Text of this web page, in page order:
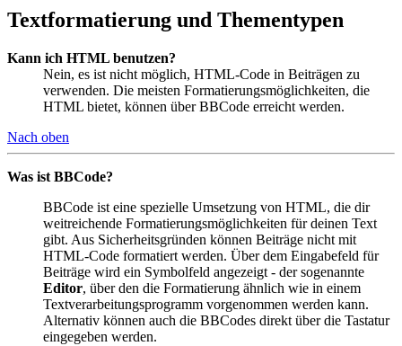
Textformatierung und Thementypen
Kann ich HTML benutzen?
Nein, es ist nicht möglich, HTML-Code in Beiträgen zu
verwenden. Die meisten Formatierungsmöglichkeiten, die
HTML bietet, können über BBCode erreicht werden.
Nach oben
Was ist BBCode?
BBCode ist eine spezielle Umsetzung von HTML, die dir
weitreichende Formatierungsmöglichkeiten für deinen Text
gibt. Aus Sicherheitsgründen können Beiträge nicht mit
HTML-Code formatiert werden. Über dem Eingabefeld für
Beiträge wird ein Symbolfeld angezeigt - der sogenannte
Editor, über den die Formatierung ähnlich wie in einem
Textverarbeitungsprogramm vorgenommen werden kann.
Alternativ können auch die BBCodes direkt über die Tastatur
eingegeben werden.